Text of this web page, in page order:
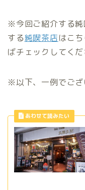
※今回ご紹介する純
する純喫茶店はこ
ばチェックしてくだ
※以下、一例でござ